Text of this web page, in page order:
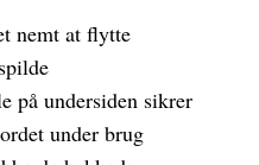
nemt at flytte
på undersiden sikrer
under brug